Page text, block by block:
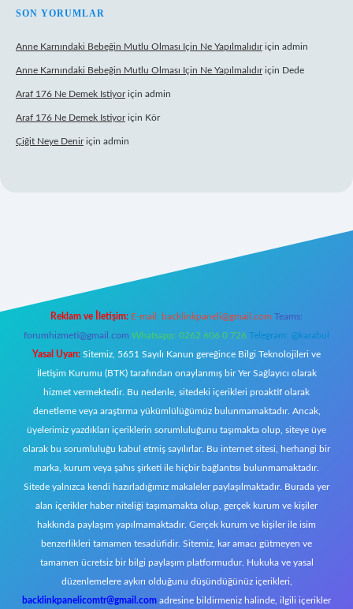
SON YORUMLAR
Anne Karnındaki Bebeğin Mutlu Olması Için Ne Yapılmalıdıriçin admin
Anne Karnındaki Bebeğin Mutlu Olması Için Ne Yapılmalıdıriçin Dede
Araf 176 Ne Demek Istiyoriçin admin
Araf 176 Ne Demek Istiyoriçin Kör
Çiğit Neye Deniriçin admin
Reklam ve İletişim: E-mail: backlinkpaneli@gmail.com Teams:
forumhizmeti@gmail.com Whatsapp: 0262 606 0 726 Telegram: @karabul
Yasal Uyarı: Sitemiz, 5651 Sayılı Kanun gereğince Bilgi Teknolojileri ve
İletişim Kurumu (BTK) tarafından onaylanmış bir Yer Sağlayıcı olarak
hizmet vermektedir. Bu nedenle, sitedeki içerikleri proaktif olarak
denetleme veya araştırma yükümlülüğümüz bulunmamaktadır. Ancak,
üyelerimiz yazdıkları içeriklerin sorumluluğunu taşımakta olup, siteye üye
olarak bu sorumluluğu kabul etmiş sayılırlar. Bu internet sitesi, herhangi bir
marka, kurum veya şahıs şirketi ile hiçbir bağlantısı bulunmamaktadır.
Sitede yalnızca kendi hazırladığımız makaleler paylaşılmaktadır. Burada yer
alan içerikler haber niteliği taşımamakta olup, gerçek kurum ve kişiler
hakkında paylaşım yapılmamaktadır. Gerçek kurum ve kişiler ile isim
benzerlikleri tamamen tesadüfidir. Sitemiz, kar amacı gütmeyen ve
tamamen ücretsiz bir bilgi paylaşım platformudur. Hukuka ve yasal
düzenlemelere aykırı olduğunu düşündüğünüz içerikleri,
backlinkpanelicomtr@gmail.com adresine bildirmeniz halinde, ilgili içerikler